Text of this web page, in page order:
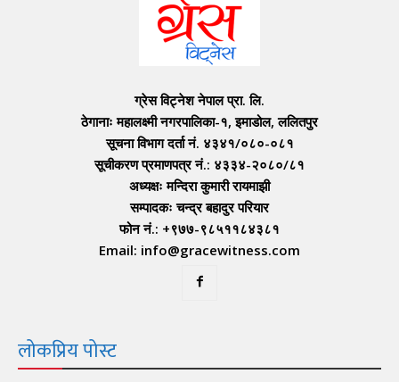
ग्रेस विट्नेश नेपाल प्रा. लि.
ठेगानाः महालक्ष्मी नगरपालिका-१, इमाडोल, ललितपुर
सूचना विभाग दर्ता नं. ४३४१/०८०-०८१
सूचीकरण प्रमाणपत्र नं.: ४३३४-२०८०/८१
अध्यक्षः मन्दिरा कुमारी रायमाझी
सम्पादकः चन्द्र बहादुर परियार
फोन नं.: +९७७-९८५११८४३८१
Email: info@gracewitness.com
लोकप्रिय पोस्ट